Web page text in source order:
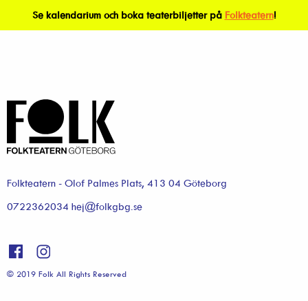
Se kalendarium och boka teaterbiljetter på Folkteatern!
Folkteatern - Olof Palmes Plats, 413 04 Göteborg
0722362034 hej@folkgbg.se
© 2019 Folk All Rights Reserved